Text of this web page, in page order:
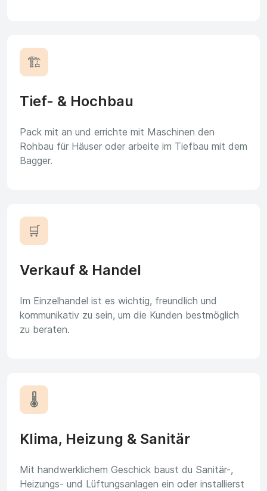
🏗️
Tief- & Hochbau
Pack mit an und errichte mit Maschinen den
Rohbau für Häuser oder arbeite im Tiefbau mit dem
Bagger.
🛒
Verkauf & Handel
Im Einzelhandel ist es wichtig, freundlich und
kommunikativ zu sein, um die Kunden bestmöglich
zu beraten.
🌡️
Klima, Heizung & Sanitär
Mit handwerklichem Geschick baust du Sanitär-,
Heizungs- und Lüftungsanlagen ein oder installierst